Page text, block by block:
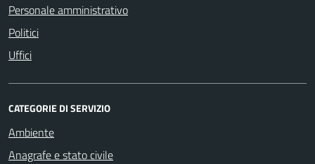
Personale amministrativo
Politici
Uffici
CATEGORIE DI SERVIZIO
Ambiente
Anagrafe e stato civile